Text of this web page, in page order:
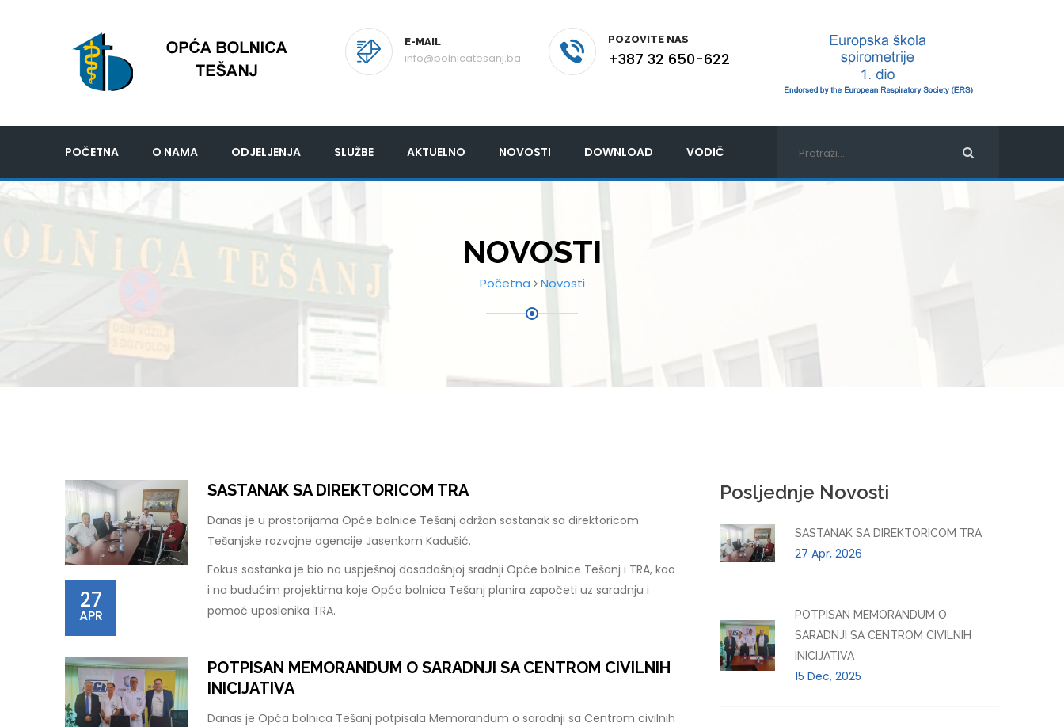
E-MAIL
info@bolnicatesanj.ba
POZOVITE NAS
+387 32 650-622
POČETNA O NAMA ODJELJENJA SLUŽBE AKTUELNO NOVOSTI DOWNLOAD VODIČ
NOVOSTI
Početna Novosti
27
APR
SASTANAK SA DIREKTORICOM TRA
Danas je u prostorijama Opće bolnice Tešanj održan sastanak sa direktoricom
Tešanjske razvojne agencije Jasenkom Kadušić.
Fokus sastanka je bio na uspješnoj dosadašnjoj sradnji Opće bolnice Tešanj i TRA, kao
i na budućim projektima koje Opća bolnica Tešanj planira započeti uz saradnju i
pomoć uposlenika TRA.
POTPISAN MEMORANDUM O SARADNJI SA CENTROM CIVILNIH
INICIJATIVA
Danas je Opća bolnica Tešanj potpisala Memorandum o saradnji sa Centrom civilnih
Posljednje Novosti
SASTANAK SA DIREKTORICOM TRA
27 Apr, 2026
POTPISAN MEMORANDUM O
SARADNJI SA CENTROM CIVILNIH
INICIJATIVA
15 Dec, 2025